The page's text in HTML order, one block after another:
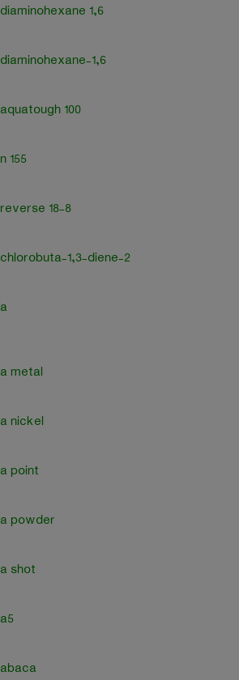
1,6 diaminohexane
1,6-diaminohexane
100 aquatough
155 n
18-8 reverse
2-chlorobuta-1,3-diene
a
a metal
a nickel
a point
a powder
a shot
a5
abaca